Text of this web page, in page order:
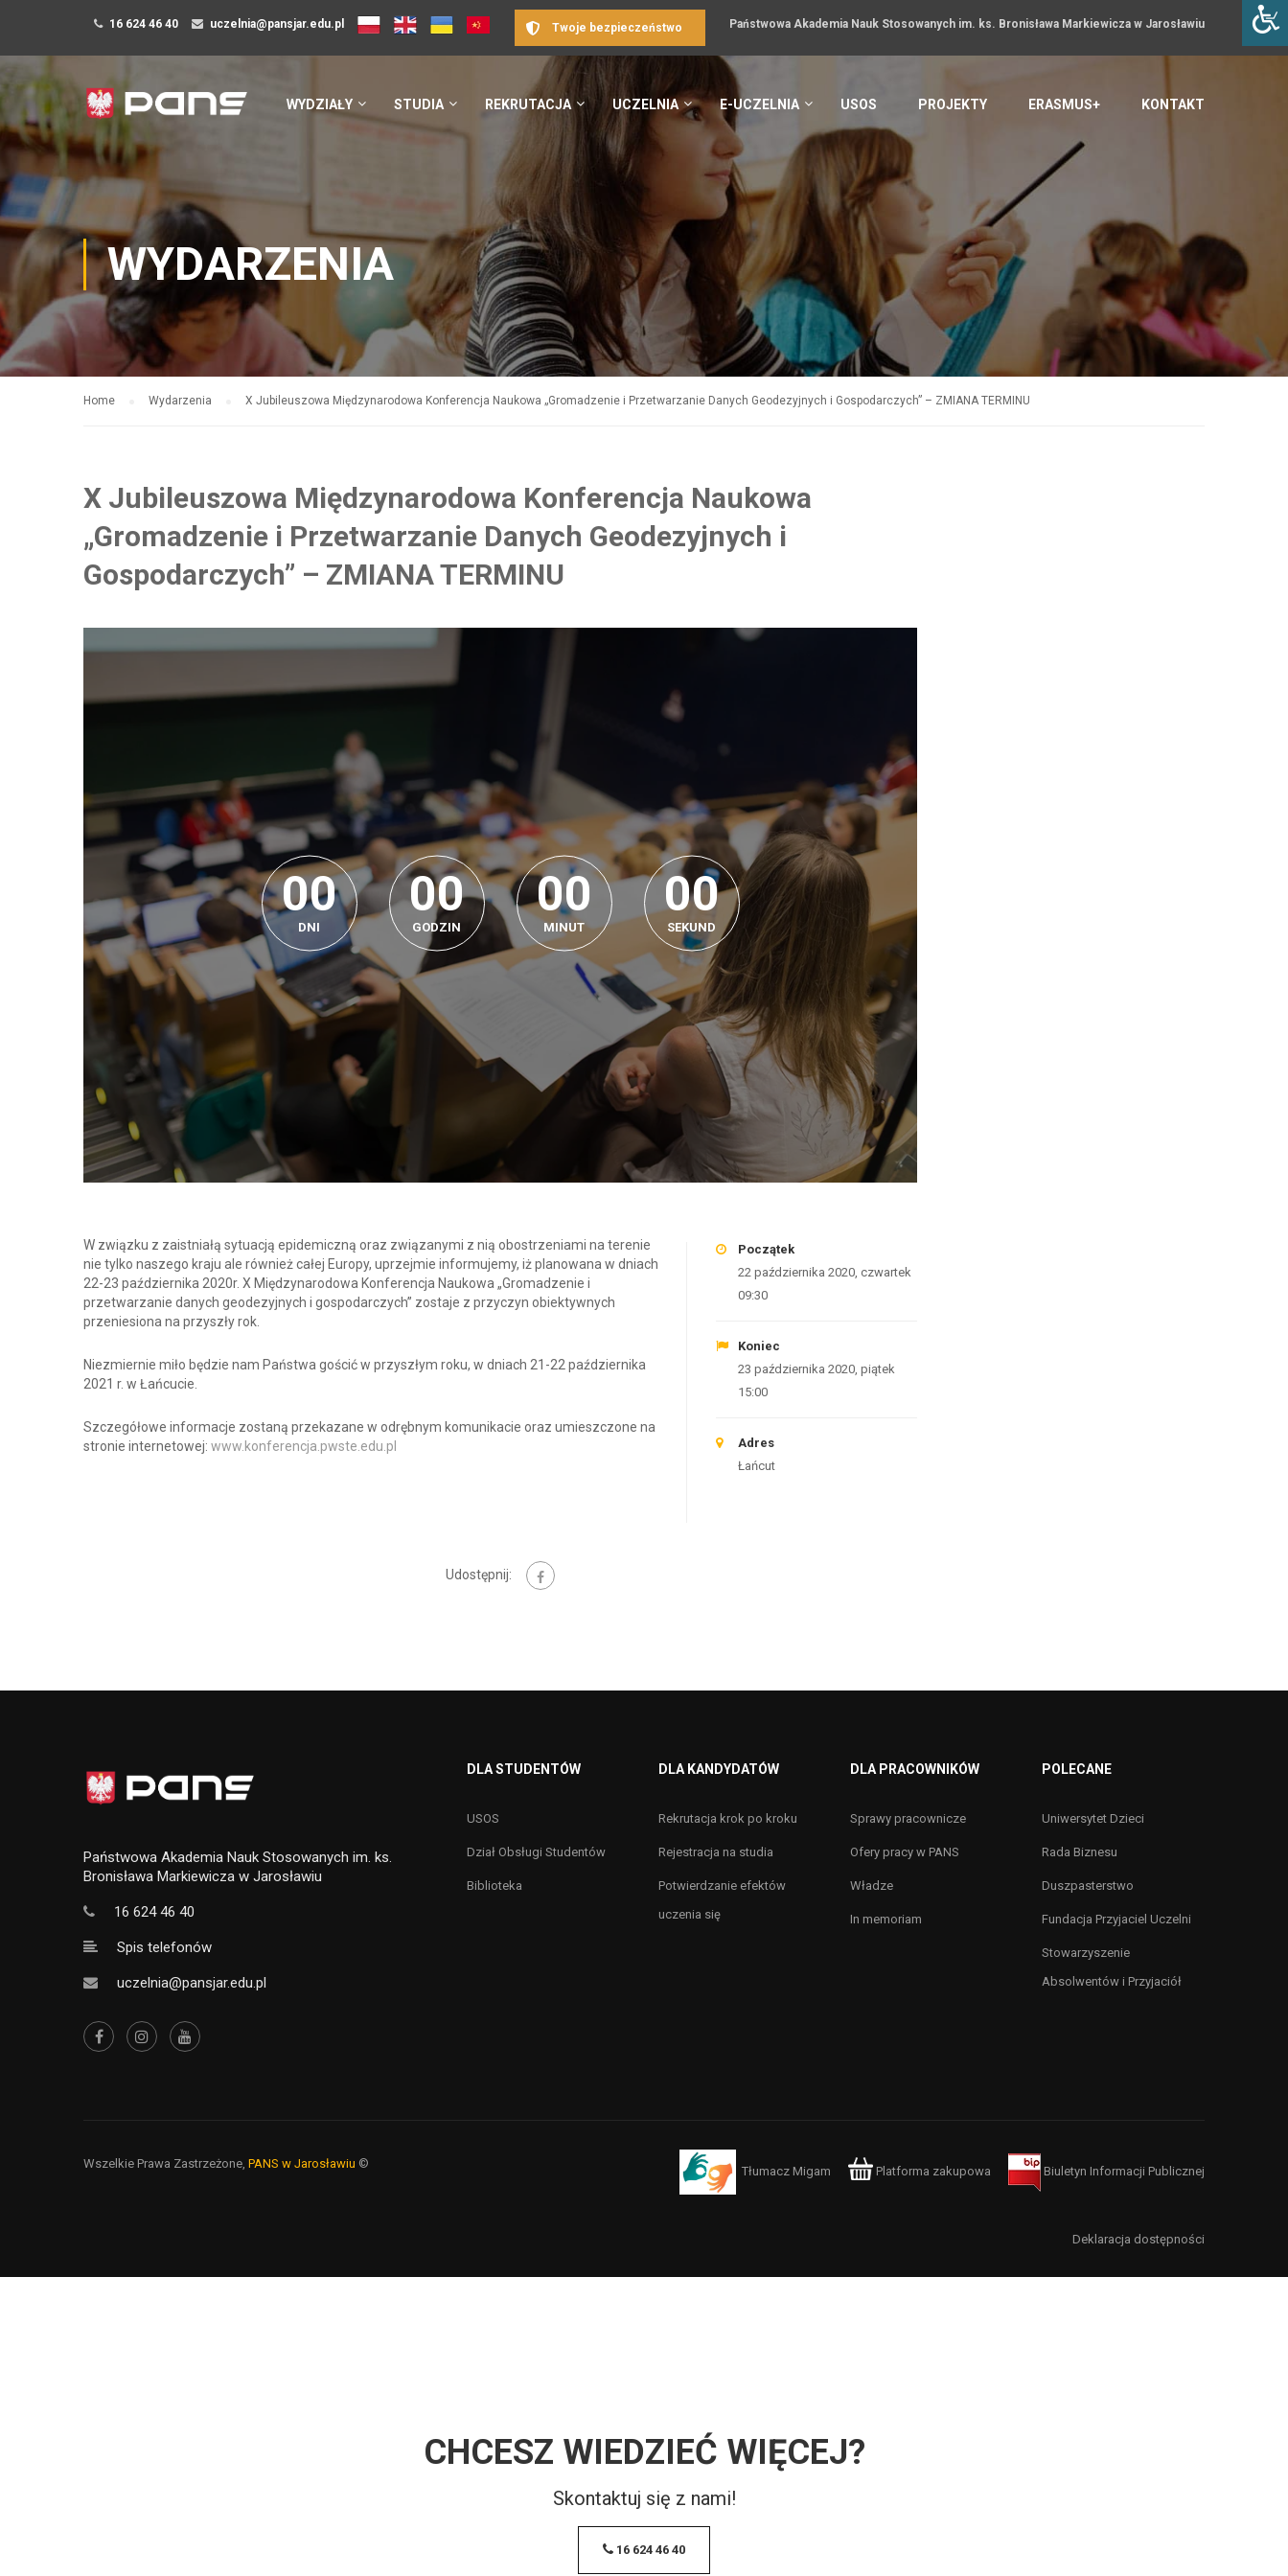
16 624 46 40 uczelnia@pansjar.edu.pl Państwowa Akademia Nauk Stosowanych im. ks. Bronisława Markiewicza w Jarosławiu
Twoje bezpieczeństwo
WYDZIAŁY STUDIA REKRUTACJA UCZELNIA E-UCZELNIA USOS PROJEKTY ERASMUS+ KONTAKT
WYDARZENIA
Home Wydarzenia X Jubileuszowa Międzynarodowa Konferencja Naukowa „Gromadzenie i Przetwarzanie Danych Geodezyjnych i Gospodarczych” – ZMIANA TERMINU
X Jubileuszowa Międzynarodowa Konferencja Naukowa
„Gromadzenie i Przetwarzanie Danych Geodezyjnych i
Gospodarczych” – ZMIANA TERMINU
0
00
00
DNI
00
00
GODZIN
00
00
MINUT
00
00
SEKUND
W związku z zaistniałą sytuacją epidemiczną oraz związanymi z nią obostrzeniami na terenie
nie tylko naszego kraju ale również całej Europy, uprzejmie informujemy, iż planowana w dniach
22-23 października 2020r. X Międzynarodowa Konferencja Naukowa „Gromadzenie i
przetwarzanie danych geodezyjnych i gospodarczych” zostaje z przyczyn obiektywnych
przeniesiona na przyszły rok.
Niezmiernie miło będzie nam Państwa gościć w przyszłym roku, w dniach 21-22 października
2021 r. w Łańcucie.
Szczegółowe informacje zostaną przekazane w odrębnym komunikacie oraz umieszczone na
stronie internetowej: www.konferencja.pwste.edu.pl
Początek
22 października 2020, czwartek
09:30
Koniec
23 października 2020, piątek
15:00
Adres
Łańcut
Udostępnij:
Państwowa Akademia Nauk Stosowanych im. ks.
Bronisława Markiewicza w Jarosławiu
16 624 46 40
Spis telefonów
uczelnia@pansjar.edu.pl
DLA STUDENTÓW
USOS
Dział Obsługi Studentów
Biblioteka
DLA KANDYDATÓW
Rekrutacja krok po kroku
Rejestracja na studia
Potwierdzanie efektów
uczenia się
DLA PRACOWNIKÓW
Sprawy pracownicze
Ofery pracy w PANS
Władze
In memoriam
POLECANE
Uniwersytet Dzieci
Rada Biznesu
Duszpasterstwo
Fundacja Przyjaciel Uczelni
Stowarzyszenie
Absolwentów i Przyjaciół
Wszelkie Prawa Zastrzeżone, PANS w Jarosławiu ©
Tłumacz Migam Platforma zakupowa Biuletyn Informacji Publicznej
Deklaracja dostępności
CHCESZ WIEDZIEĆ WIĘCEJ?
Skontaktuj się z nami!
16 624 46 40